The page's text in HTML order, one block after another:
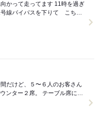
ってます 11時を過ぎ
線バイパスを下りて こちら